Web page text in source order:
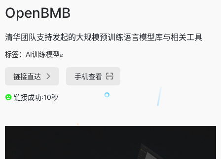
OpenBMB
清华团队支持发起的大规模预训练语言模型库与相关工具
标签： AI训练模型
链接直达 手机查看
链接成功:10秒